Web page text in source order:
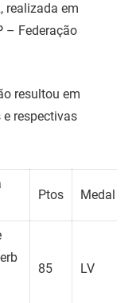
realizada em
– Federação
resultou em
respectivas
Ptos Medal
85 LV